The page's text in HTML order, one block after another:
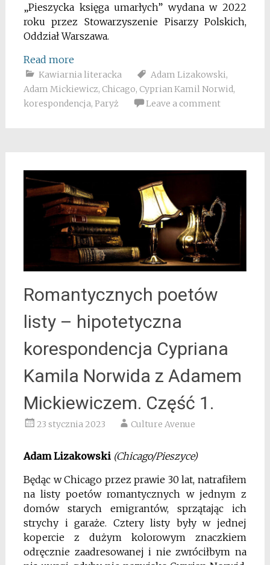
„Pieszycka księga umarłych” wydana w 2022
roku przez Stowarzyszenie Pisarzy Polskich,
Oddział Warszawa.
Read more
Kawiarnia literacka Adam Lizakowski,
Adam Mickiewicz, Chicago, Cyprian Kamil Norwid,
korespondencja, Paryż Leave a comment
Romantycznych poetów
listy – hipotetyczna
korespondencja Cypriana
Kamila Norwida z Adamem
Mickiewiczem. Część 1.
23 stycznia 2023 Culture Avenue
Adam Lizakowski (Chicago/Pieszyce)
Będąc w Chicago przez prawie 30 lat, natrafiłem
na listy poetów romantycznych w jednym z
domów starych emigrantów, sprzątając ich
strychy i garaże. Cztery listy były w jednej
kopercie z dużym kolorowym znaczkiem
odręcznie zaadresowanej i nie zwróciłbym na